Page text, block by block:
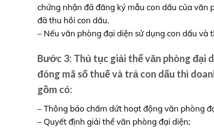
chứng nhận đã đăng ký mẫu con dấu của văn
đã thu hồi con dấu.
– Nếu văn phòng đại diện sử dụng con dấu
Bước 3: Thủ tục giải thể văn phòng đại
đóng mã số thuế và trả con dấu thì
gồm có:
– Thông báo chấm dứt hoạt động văn phòng
– Quyết định giải thể văn phòng đại diện;